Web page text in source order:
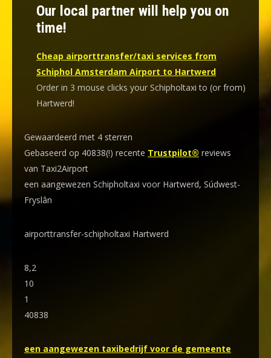
Our local partner will help you on
time!
Cheap airporttransfer/taxi services from
Schiphol Amsterdam Airport to Hartwerd
Order in 3 mouse clicks your Schipholtaxi to (or from)
Hartwerd!
Gewaardeerd met 4 sterren
Gebaseerd op 40838(!) recente Trustpilot® reviews
van Taxi2Airport
een aangewezen Schipholtaxi voor Hartwerd, Súdwest-
Fryslân
airporttransfer-schipholtaxi Hartwerd
8,2
10
1
40838
een aangewezen taxibedrijf voor de gemeente